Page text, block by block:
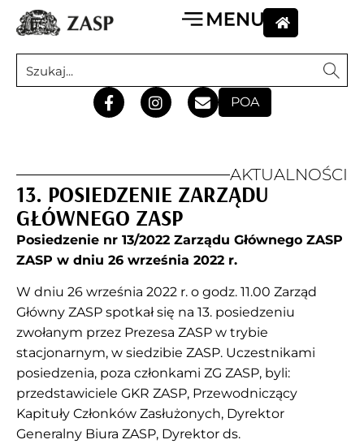
POA
AKTUALNOŚCI
13. POSIEDZENIE ZARZĄDU
GŁÓWNEGO ZASP
Posiedzenie nr 13/2022 Zarządu Głównego ZASP
ZASP w dniu 26 września 2022 r.
W dniu 26 września 2022 r. o godz. 11.00 Zarząd
Główny ZASP spotkał się na 13. posiedzeniu
zwołanym przez Prezesa ZASP w trybie
stacjonarnym, w siedzibie ZASP. Uczestnikami
posiedzenia, poza członkami ZG ZASP, byli:
przedstawiciele GKR ZASP, Przewodniczący
Kapituły Członków Zasłużonych, Dyrektor
Generalny Biura ZASP, Dyrektor ds.